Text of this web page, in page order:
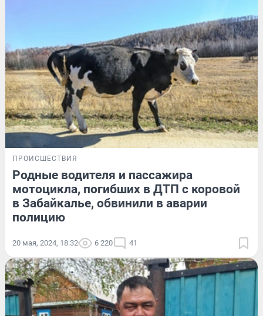
ПРОИСШЕСТВИЯ
Родные водителя и пассажира
мотоцикла, погибших в ДТП с коровой
в Забайкалье, обвинили в аварии
полицию
20 мая, 2024, 18:32 6 220 41